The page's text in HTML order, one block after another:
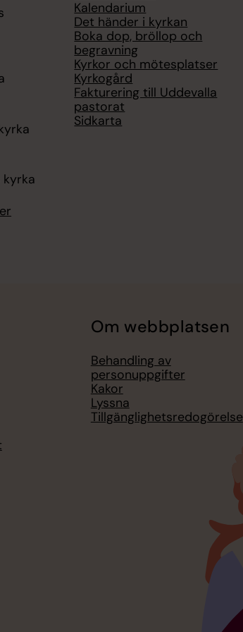
kyrka
Kalendarium
Det händer i kyrkan
Boka dop, bröllop och
begravning
Kyrkor och mötesplatser
Kyrkogård
Fakturering till Uddevalla
pastorat
Sidkarta
Om webbplatsen
Behandling av
personuppgifter
Kakor
Lyssna
Tillgänglighetsredogörelse